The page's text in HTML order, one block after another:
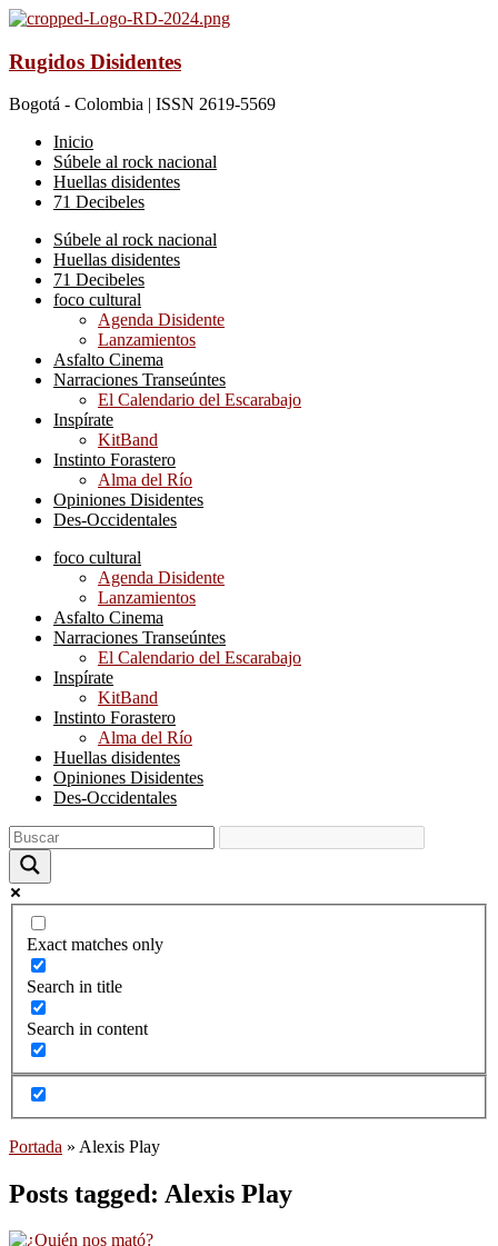
Rugidos Disidentes
Bogotá - Colombia | ISSN 2619-5569
Inicio
Súbele al rock nacional
Huellas disidentes
71 Decibeles
Súbele al rock nacional
Huellas disidentes
71 Decibeles
foco cultural
Agenda Disidente
Lanzamientos
Asfalto Cinema
Narraciones Transeúntes
El Calendario del Escarabajo
Inspírate
KitBand
Instinto Forastero
Alma del Río
Opiniones Disidentes
Des-Occidentales
foco cultural
Agenda Disidente
Lanzamientos
Asfalto Cinema
Narraciones Transeúntes
El Calendario del Escarabajo
Inspírate
KitBand
Instinto Forastero
Alma del Río
Huellas disidentes
Opiniones Disidentes
Des-Occidentales
Exact matches only
Search in title
Search in content
Portada » Alexis Play
Posts tagged: Alexis Play